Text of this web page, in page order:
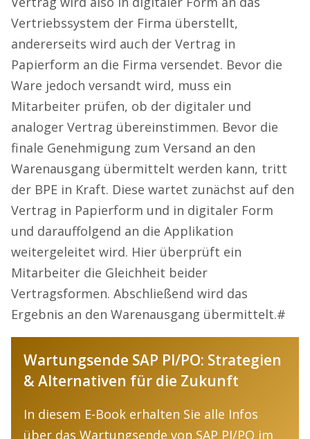
Vertriebssystem der Firma überstellt,
andererseits wird auch der Vertrag in
Papierform an die Firma versendet. Bevor die
Ware jedoch versandt wird, muss ein
Mitarbeiter prüfen, ob der digitaler und
analoger Vertrag übereinstimmen. Bevor die
finale Genehmigung zum Versand an den
Warenausgang übermittelt werden kann, tritt
der BPE in Kraft. Diese wartet zunächst auf den
Vertrag in Papierform und in digitaler Form
und darauffolgend an die Applikation
weitergeleitet wird. Hier überprüft ein
Mitarbeiter die Gleichheit beider
Vertragsformen. Abschließend wird das
Ergebnis an den Warenausgang übermittelt.#
Wartungsende SAP PI/PO: Strategien
& Alternativen für die Zukunft
In diesem E-Book erhalten Sie alle Infos
über das Wartungsende von SAP PI/PO im